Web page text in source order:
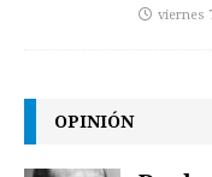
viernes
OPINIÓN